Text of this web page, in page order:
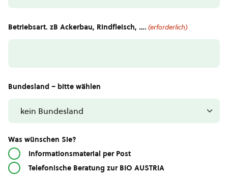
Betriebsart. zB Ackerbau, Rindfleisch, …. (erforderlich)
Bundesland – bitte wählen
Was wünschen Sie?
Informationsmaterial per Post
Telefonische Beratung zur BIO AUSTRIA